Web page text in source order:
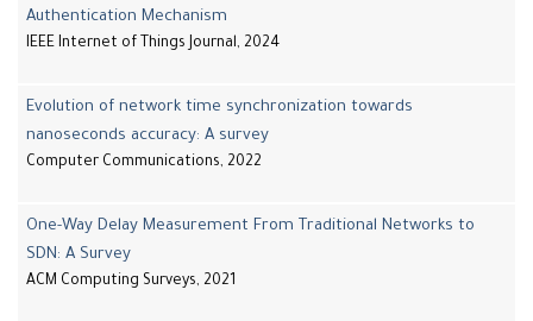
Authentication Mechanism
IEEE Internet of Things Journal, 2024
Evolution of network time synchronization towards
nanoseconds accuracy: A survey
Computer Communications, 2022
One-Way Delay Measurement From Traditional Networks to
SDN: A Survey
ACM Computing Surveys, 2021